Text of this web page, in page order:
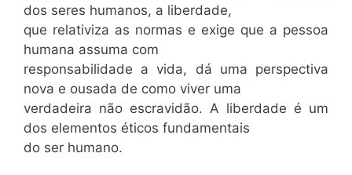
dos seres humanos, a liberdade,
que relativiza as normas e exige que a pessoa
humana assuma com
responsabilidade a vida, dá uma perspectiva
nova e ousada de como viver uma
verdadeira não escravidão. A liberdade é um
dos elementos éticos fundamentais
do ser humano.